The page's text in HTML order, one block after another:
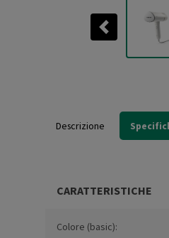
Previous
Descrizione
CARATTERISTICHE
Colore (basic):